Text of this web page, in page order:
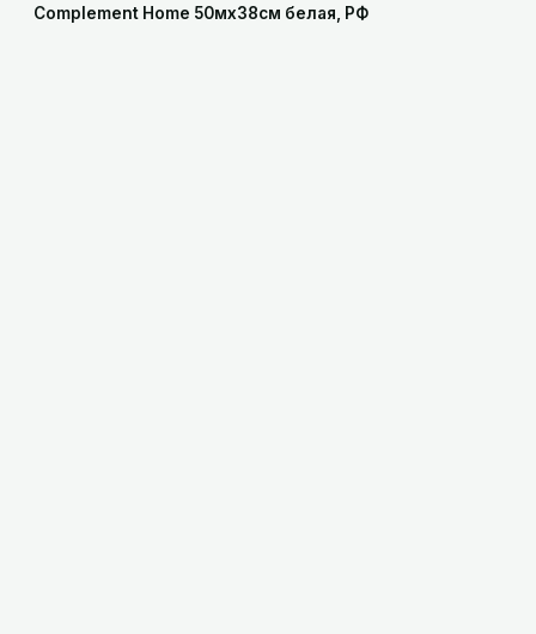
Complement Home 50мх38см белая, РФ